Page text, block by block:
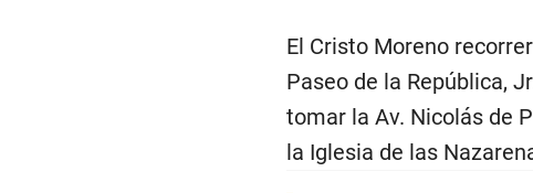
El Cristo Moreno
Paseo de la República,
tomar la Av. Nicolás de
la Iglesia de las